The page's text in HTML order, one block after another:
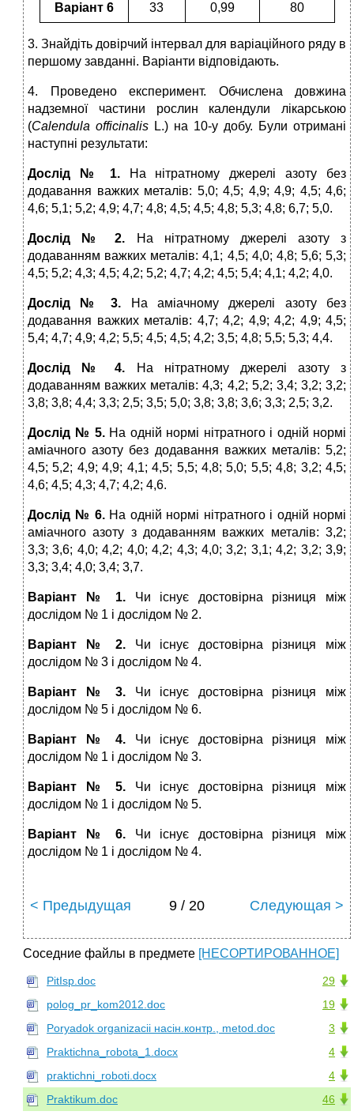
Варіант 6 33 0,99 80
3. Знайдіть довірчий інтервал для варіаційного ряду в
першому завданні. Варіанти відповідають.
4. Проведено експеримент. Обчислена довжина
надземної частини рослин календули лікарською
(Calendula officinalis L.) на 10-у добу. Були отримані
наступні результати:
Дослід № 1.На нітратному джерелі азоту без
додавання важких металів: 5,0; 4,5; 4,9; 4,9; 4,5; 4,6;
4,6; 5,1; 5,2; 4,9; 4,7; 4,8; 4,5; 4,5; 4,8; 5,3; 4,8; 6,7; 5,0.
Дослід № 2. На нітратному джерелі азоту з
додаванням важких металів: 4,1; 4,5; 4,0; 4,8; 5,6; 5,3;
4,5; 5,2; 4,3; 4,5; 4,2; 5,2; 4,7; 4,2; 4,5; 5,4; 4,1; 4,2; 4,0.
Дослід № 3. На аміачному джерелі азоту без
додавання важких металів: 4,7; 4,2; 4,9; 4,2; 4,9; 4,5;
5,4; 4,7; 4,9; 4,2; 5,5; 4,5; 4,5; 4,2; 3,5; 4,8; 5,5; 5,3; 4,4.
Дослід № 4. На нітратному джерелі азоту з
додаванням важких металів: 4,3; 4,2; 5,2; 3,4; 3,2; 3,2;
3,8; 3,8; 4,4; 3,3; 2,5; 3,5; 5,0; 3,8; 3,8; 3,6; 3,3; 2,5; 3,2.
Дослід № 5.На одній нормі нітратного і одній нормі
аміачного азоту без додавання важких металів: 5,2;
4,5; 5,2; 4,9; 4,9; 4,1; 4,5; 5,5; 4,8; 5,0; 5,5; 4,8; 3,2; 4,5;
4,6; 4,5; 4,3; 4,7; 4,2; 4,6.
Дослід № 6.На одній нормі нітратного і одній нормі
аміачного азоту з додаванням важких металів: 3,2;
3,3; 3,6; 4,0; 4,2; 4,0; 4,2; 4,3; 4,0; 3,2; 3,1; 4,2; 3,2; 3,9;
3,3; 3,4; 4,0; 3,4; 3,7.
Варіант № 1.Чи існує достовірна різниця між
дослідом № 1 і дослідом № 2.
Варіант № 2.Чи існує достовірна різниця між
дослідом № 3 і дослідом № 4.
Варіант № 3.Чи існує достовірна різниця між
дослідом № 5 і дослідом № 6.
Варіант № 4.Чи існує достовірна різниця між
дослідом № 1 і дослідом № 3.
Варіант № 5.Чи існує достовірна різниця між
дослідом № 1 і дослідом № 5.
Варіант № 6.Чи існує достовірна різниця між
дослідом № 1 і дослідом № 4.
< Предыдущая 9 / 20 Следующая >
Соседние файлы в предмете [НЕСОРТИРОВАННОЕ]
29
PitIsp.doc
19
polog_pr_kom2012.doc
3
Poryadok organizacii насін.контр., metod.doc
4
Praktichna_robota_1.docx
4
praktichni_roboti.docx
46
Praktikum.doc